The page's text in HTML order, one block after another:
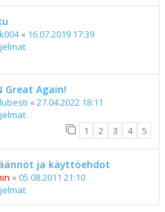
« 16.07.2019 17:39
Great Again!
« 27.04.2022 18:11
1 2 3 4 5
ja käyttöehdot
« 05.08.2011 21:10